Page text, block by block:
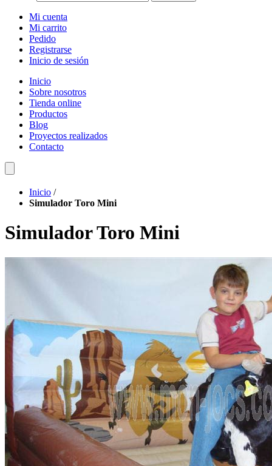
Mi cuenta
Mi carrito
Pedido
Registrarse
Inicio de sesión
Inicio
Sobre nosotros
Tienda online
Productos
Blog
Proyectos realizados
Contacto
Inicio /
Simulador Toro Mini
Simulador Toro Mini